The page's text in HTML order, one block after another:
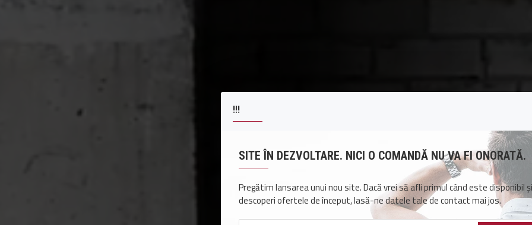
!!!
SITE ÎN DEZVOLTARE. NICI O COMANDĂ NU VA FI ONORATĂ.
Pregătim lansarea unui nou site. Dacă vrei să afli primul când este disponibil
descoperi ofertele de început, lasă-ne datele tale de contact mai jos.